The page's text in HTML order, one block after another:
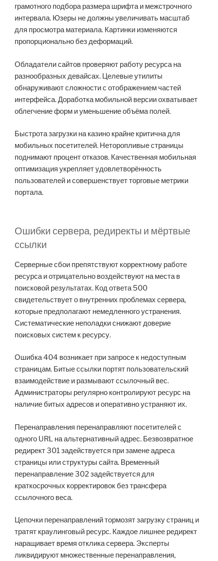
грамотного подбора размера шрифта и межстрочного
интервала. Юзеры не должны увеличивать масштаб
для просмотра материала. Картинки изменяются
пропорционально без деформаций.
Обладатели сайтов проверяют работу ресурса на
разнообразных девайсах. Целевые утилиты
обнаруживают сложности с отображением частей
интерфейса. Доработка мобильной версии охватывает
облегчение форм и уменьшение объёма полей.
Быстрота загрузки на казино крайне критична для
мобильных посетителей. Неторопливые страницы
поднимают процент отказов. Качественная мобильная
оптимизация укрепляет удовлетворённость
пользователей и совершенствует торговые метрики
портала.
Ошибки сервера, редиректы и мёртвые
ссылки
Серверные сбои препятствуют корректному работе
ресурса и отрицательно воздействуют на места в
поисковой результатах. Код ответа 500
свидетельствует о внутренних проблемах сервера,
которые предполагают немедленного устранения.
Систематические неполадки снижают доверие
поисковых систем к ресурсу.
Ошибка 404 возникает при запросе к недоступным
страницам. Битые ссылки портят пользовательский
взаимодействие и размывают ссылочный вес.
Администраторы регулярно контролируют ресурс на
наличие битых адресов и оперативно устраняют их.
Перенаправления перенаправляют посетителей с
одного URL на альтернативный адрес. Безвозвратное
редирект 301 задействуется при замене адреса
страницы или структуры сайта. Временный
перенаправление 302 задействуется для
краткосрочных корректировок без трансфера
ссылочного веса.
Цепочки перенаправлений тормозят загрузку страниц и
тратят краулинговый ресурс. Каждое лишнее редирект
наращивает время отклика сервера. Эксперты
ликвидируют множественные перенаправления,